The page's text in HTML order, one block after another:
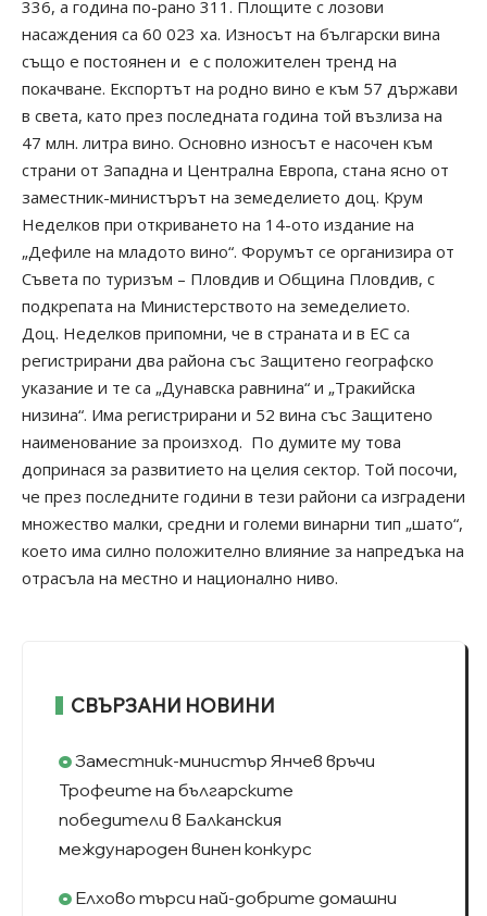
336, а година по-рано 311. Площите с лозови
насаждения са 60 023 ха. Износът на български вина
също е постоянен и е с положителен тренд на
покачване. Експортът на родно вино е към 57 държави
в света, като през последната година той възлиза на
47 млн. литра вино. Основно износът е насочен към
страни от Западна и Централна Европа, стана ясно от
заместник-министърът на земеделието доц. Крум
Неделков при откриването на 14-ото издание на
„Дефиле на младото вино“. Форумът се организира от
Съвета по туризъм – Пловдив и Община Пловдив, с
подкрепата на Министерството на земеделието.
Доц. Неделков припомни, че в страната и в ЕС са
регистрирани два района със Защитено географско
указание и те са „Дунавска равнина“ и „Тракийска
низина“. Има регистрирани и 52 вина със Защитено
наименование за произход. По думите му това
допринася за развитието на целия сектор. Той посочи,
че през последните години в тези райони са изградени
множество малки, средни и големи винарни тип „шато“,
което има силно положително влияние за напредъка на
отрасъла на местно и национално ниво.
СВЪРЗАНИ НОВИНИ
Заместник-министър Янчев връчи
Трофеите на българските
победители в Балканския
международен винен конкурс
Елхово търси най-добрите домашни